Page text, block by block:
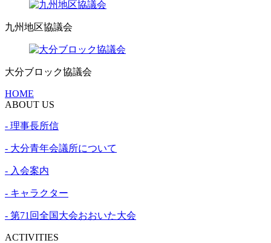
九州地区協議会
大分ブロック協議会
HOME
ABOUT US
- 理事長所信
- 大分青年会議所について
- 入会案内
- キャラクター
- 第71回全国大会おおいた大会
ACTIVITIES